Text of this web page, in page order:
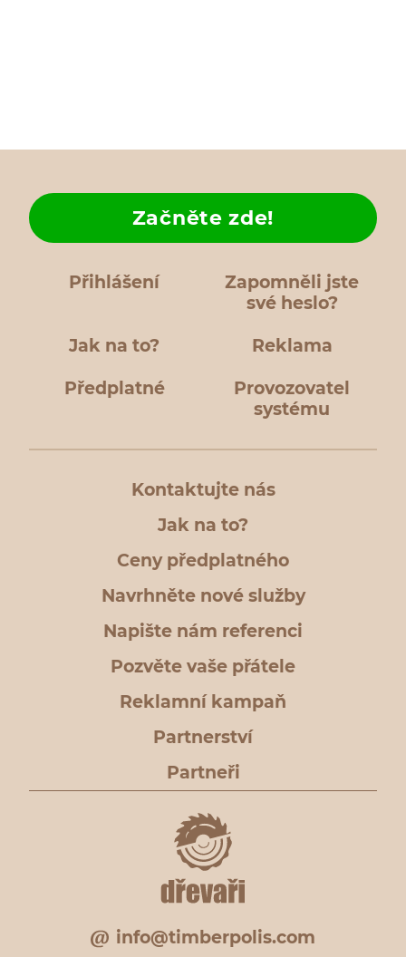
Přihlášení
Zapomněli jste
své heslo?
Jak na to?
Začněte zde!
Reklama
Předplatné
Provozovatel
systému
Kontaktujte nás
Jak na to?
Ceny předplatného
Navrhněte nové služby
Napište nám referenci
Pozvěte vaše přátele
Reklamní kampaň
Partnerství
Partneři
info@timberpolis.com